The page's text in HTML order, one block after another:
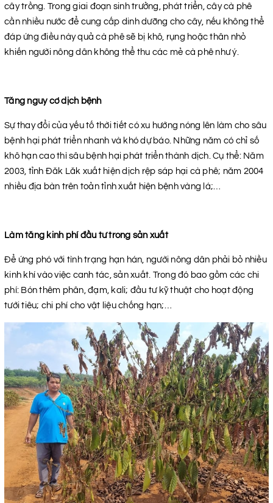
cây trồng. Trong giai đoạn sinh trưởng, phát triển, cây cà phê
cần nhiều nước để cung cấp dinh dưỡng cho cây, nếu không thể
đáp ứng điều này quả cà phê sẽ bị khô, rụng hoặc thân nhỏ
khiến người nông dân không thể thu các mẻ cà phê như ý.
Tăng nguy cơ dịch bệnh
Sự thay đổi của yếu tố thời tiết có xu hướng nóng lên làm cho sâu
bệnh hại phát triển nhanh và khó dự báo. Những năm có chỉ số
khô hạn cao thì sâu bệnh hại phát triển thành dịch. Cụ thể: Năm
2003, tỉnh Đăk Lăk xuất hiện dịch rệp sáp hại cà phê; năm 2004
nhiều địa bàn trên toản tỉnh xuất hiện bệnh vàng lá;…
Làm tăng kinh phí đầu tư trong sản xuất
Để ứng phó với tình trạng hạn hán, người nông dân phải bỏ nhiều
kinh khí vào việc canh tác, sản xuất. Trong đó bao gồm các chi
phí: Bón thêm phân, đạm, kali; đầu tư kỹ thuật cho hoạt động
tưới tiêu; chi phí cho vật liệu chống hạn;…